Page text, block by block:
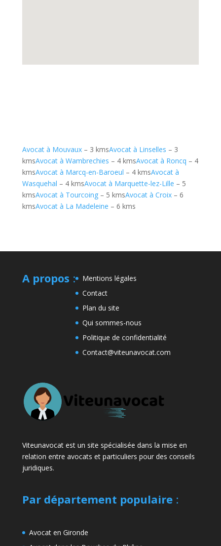
Avocat à Mouvaux– 3 kmsAvocat à Linselles – 3
kmsAvocat à Wambrechies – 4 kmsAvocat à Roncq – 4
kmsAvocat à Marcq-en-Baroeul – 4 kmsAvocat à
Wasquehal – 4 kmsAvocat à Marquette-lez-Lille – 5
kmsAvocat à Tourcoing– 5 kmsAvocat à Croix– 6
kmsAvocat à La Madeleine – 6 kms
A propos :
Mentions légales
Contact
Plan du site
Qui sommes-nous
Politique de confidentialité
Contact@viteunavocat.com
Viteunavocat est un site spécialisée dans la mise en
relation entre avocats et particuliers pour des conseils
juridiques.
Par département populaire:
Avocat en Gironde